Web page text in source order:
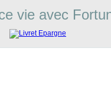
vie avec